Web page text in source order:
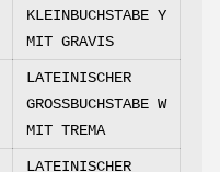
KLEINBUCHSTABE Y
MIT GRAVIS
LATEINISCHER
GROSSBUCHSTABE W
MIT TREMA
LATEINISCHER